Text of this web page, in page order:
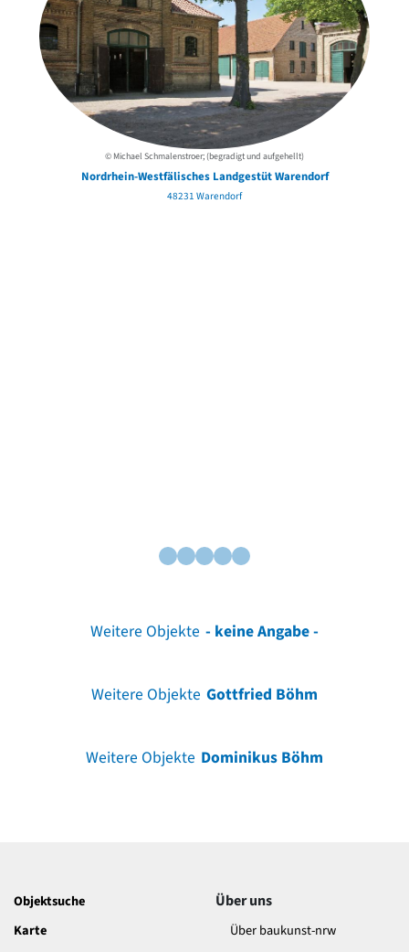
© Michael Schmalenstroer; (begradigt und aufgehellt)
Nordrhein-Westfälisches Landgestüt Warendorf
48231 Warendorf
Weitere Objekte - keine Angabe -
Weitere Objekte Gottfried Böhm
Weitere Objekte Dominikus Böhm
Objektsuche
Karte
Über uns
Über baukunst-nrw